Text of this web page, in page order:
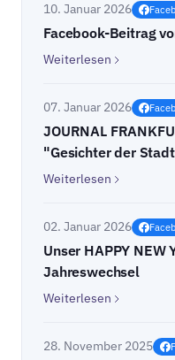
10. Januar 2026
Facebook-Beitrag
Weiterlesen
07. Januar 2026
JOURNAL
"Gesichter der
Weiterlesen
02. Januar 2026
Unser HAPPY NEW
Jahreswechsel
Weiterlesen
28. November 2025